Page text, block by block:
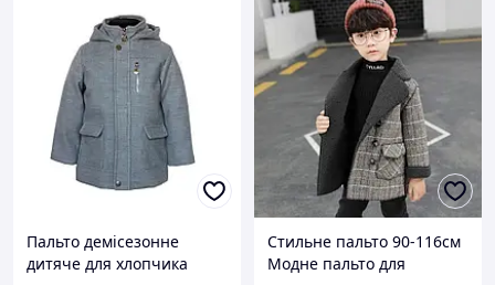
Пальто демісезонне
дитяче для хлопчика
Стильне пальто 90-116см
Модне пальто для